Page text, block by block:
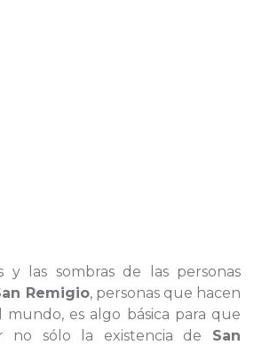
y las sombras de las personas
Remigio, personas que hacen
mundo, es algo básica para que
no sólo la existencia de San